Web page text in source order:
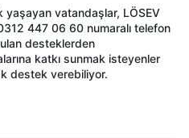
vatandaşlar, LÖSEV
447 06 60 numaralı telefon
desteklerden
katkı sunmak isteyenler
destek verebiliyor.